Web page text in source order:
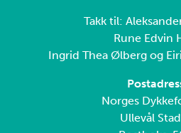
Takk til:
Rune Edvin
Ingrid Thea Ølberg og
Norges
Ullevål